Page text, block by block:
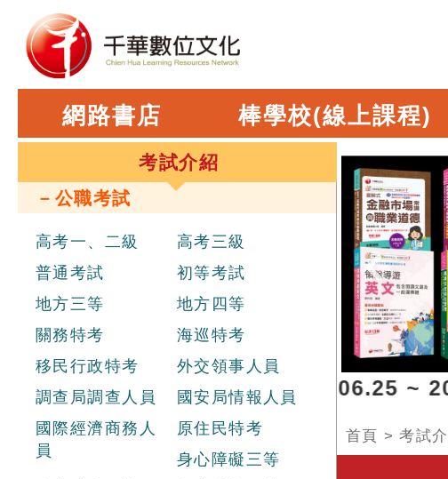
網路書店 棒學校(線上課程)
考試介紹
－公職考試
高考一、二級
高考三級
普通考試
初等考試
地方三等
地方四等
關務特考
海巡特考
移民行政特考
外交領事人員
調查局調查人員
國安局情報人員
國際經濟商務人
員
原住民特考
身心障礙三等
聯合招考，報名日期 2026.06.25 ~
首頁 >考試